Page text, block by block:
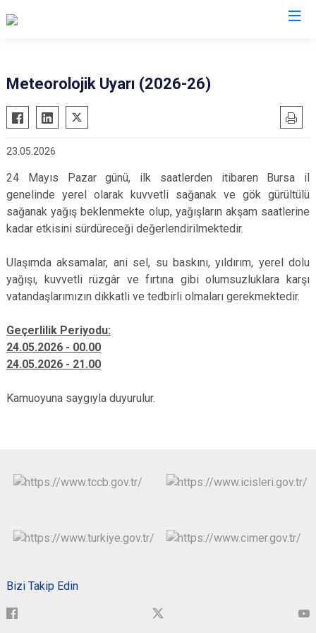
Meteorolojik Uyarı (2026-26)
23.05.2026
24 Mayıs Pazar günü, ilk saatlerden itibaren Bursa il
genelinde yerel olarak kuvvetli sağanak ve gök gürültülü
sağanak yağış beklenmekte olup, yağışların akşam saatlerine
kadar etkisini sürdüreceği değerlendirilmektedir.
Ulaşımda aksamalar, ani sel, su baskını, yıldırım, yerel dolu
yağışı, kuvvetli rüzgâr ve fırtına gibi olumsuzluklara karşı
vatandaşlarımızın dikkatli ve tedbirli olmaları gerekmektedir.
Geçerlilik Periyodu:
24.05.2026 - 00.00
24.05.2026 - 21.00
Kamuoyuna saygıyla duyurulur.
Bizi Takip Edin